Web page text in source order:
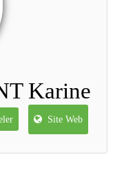
Karine
Site Web